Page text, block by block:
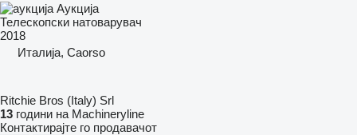
Аукција
Телескопски натоварувач
2018
Италија, Caorso
Ritchie Bros (Italy) Srl
13 години на Machineryline
Контактирајте го продавачот